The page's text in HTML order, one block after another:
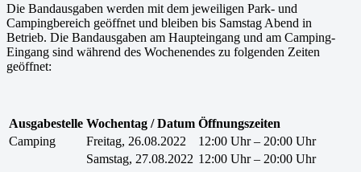
Die Bandausgaben werden mit dem jeweiligen Park- und
Campingbereich geöffnet und bleiben bis Samstag Abend in
Betrieb. Die Bandausgaben am Haupteingang und am Camping-
Eingang sind während des Wochenendes zu folgenden Zeiten
geöffnet:
Ausgabestelle Wochentag / Datum Öffnungszeiten
Camping
Freitag, 26.08.2022
12:00 Uhr – 20:00 Uhr
Samstag, 27.08.2022 12:00 Uhr – 20:00 Uhr